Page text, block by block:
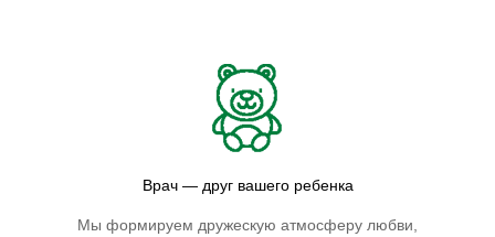
Врач — друг вашего ребенка
Мы формируем дружескую атмосферу любви,